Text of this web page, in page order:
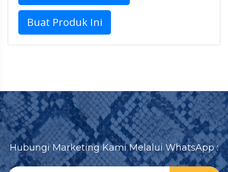
Buat Produk Ini
Hubungi Marketing Kami Melalui WhatsApp :